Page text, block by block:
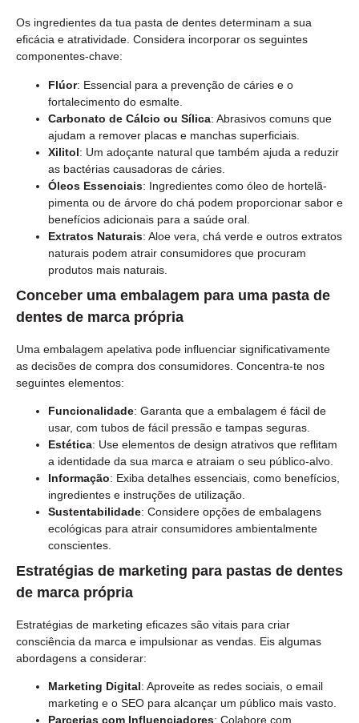
Os ingredientes da tua pasta de dentes determinam a sua
eficácia e atratividade. Considera incorporar os seguintes
componentes-chave:
Flúor: Essencial para a prevenção de cáries e o
fortalecimento do esmalte.
Carbonato de Cálcio ou Sílica: Abrasivos comuns que
ajudam a remover placas e manchas superficiais.
Xilitol: Um adoçante natural que também ajuda a reduzir
as bactérias causadoras de cáries.
Óleos Essenciais: Ingredientes como óleo de hortelã-
pimenta ou de árvore do chá podem proporcionar sabor e
benefícios adicionais para a saúde oral.
Extratos Naturais: Aloe vera, chá verde e outros extratos
naturais podem atrair consumidores que procuram
produtos mais naturais.
Conceber uma embalagem para uma pasta de
dentes de marca própria
Uma embalagem apelativa pode influenciar significativamente
as decisões de compra dos consumidores. Concentra-te nos
seguintes elementos:
Funcionalidade: Garanta que a embalagem é fácil de
usar, com tubos de fácil pressão e tampas seguras.
Estética: Use elementos de design atrativos que reflitam
a identidade da sua marca e atraiam o seu público-alvo.
Informação: Exiba detalhes essenciais, como benefícios,
ingredientes e instruções de utilização.
Sustentabilidade: Considere opções de embalagens
ecológicas para atrair consumidores ambientalmente
conscientes.
Estratégias de marketing para pastas de dentes
de marca própria
Estratégias de marketing eficazes são vitais para criar
consciência da marca e impulsionar as vendas. Eis algumas
abordagens a considerar:
Marketing Digital: Aproveite as redes sociais, o email
marketing e o SEO para alcançar um público mais vasto.
Parcerias com Influenciadores: Colabore com